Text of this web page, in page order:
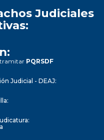
Judiciales
PQRSDF
Judicial - DEAJ: